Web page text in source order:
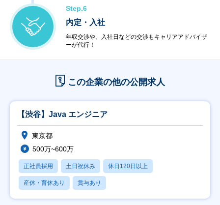
Step.6
内定・入社
年収交渉や、入社日などの交渉もキャリアアドバイザ
ーが代行！
この企業の他の公開求人
【渋谷】Java エンジニア
東京都
500万~600万
正社員採用 土日祝休み 休日120日以上
産休・育休あり 賞与あり